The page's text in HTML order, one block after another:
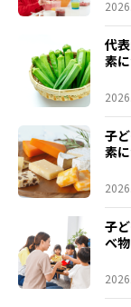
代
素
子
素
子
べ物